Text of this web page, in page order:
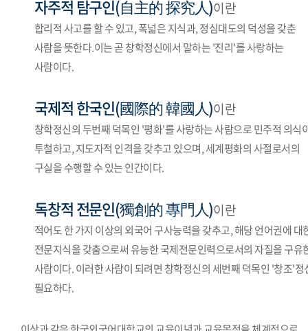
자주적 탐구인(自主的 探究人)이란
합리적 사고를 할 수 있고, 폭넓은 지식과, 정심대도의 덕성을 갖춘
사람을 뜻한다.이는 곧 창학정신에서 말하는 '진리'를 사랑하는
사람이다.
국제적 한국인(國際的 韓國人)이란
창학정신의 두번째 덕목인 '평화'를 사랑하는 사람으로 민주적 의식
투철하고, 지도자적 인격을 갖추고 있으며, 세계평화의 사절로서의
구실을 수행할 수 있는 인간이다.
독창적 전문인(獨創的 專門人)이란
적어도 한 가지 이상의 외국어 구사능력을 갖추고, 해당 언어권에 대
전문지식을 갖춤으로써 유능한 국제전문인력으로서의 자질을 구유
사람이다. 이러한 사람이 되려면 창학정신의 세번째 덕목인 '창조'정
필요하다.